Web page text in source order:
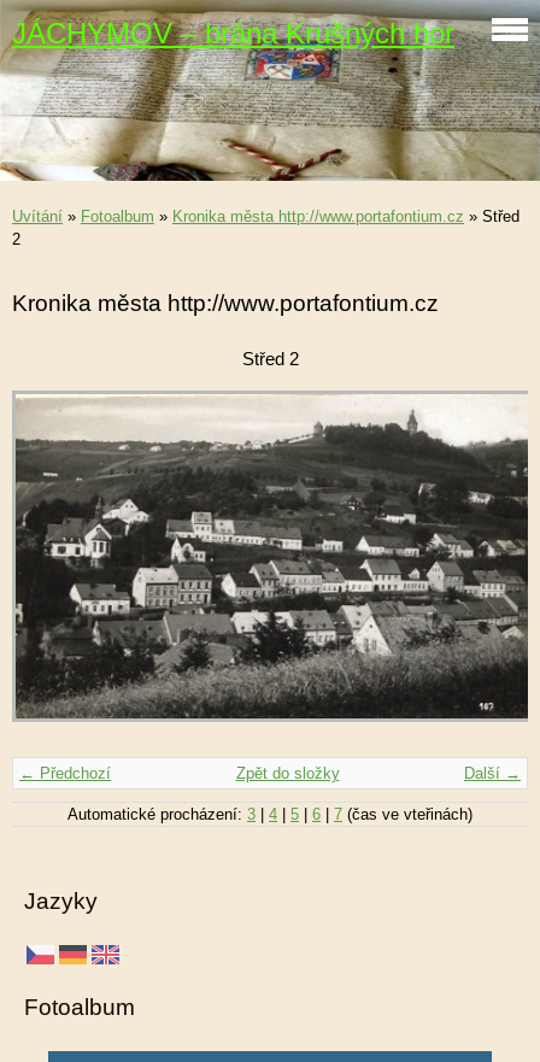
JÁCHYMOV – brána Krušných hor
Uvítání » Fotoalbum » Kronika města http://www.portafontium.cz » Střed
2
Kronika města http://www.portafontium.cz
Střed 2
← Předchozí Další →
Zpět do složky
Automatické procházení: 3 4 5 6 7 (čas ve vteřinách)
Jazyky
Fotoalbum